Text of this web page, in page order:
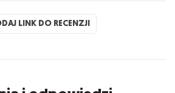
LINK DO RECENZJI